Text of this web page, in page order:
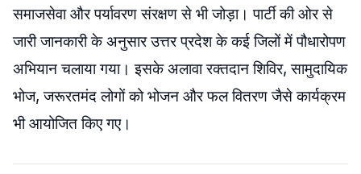
समाजसेवा और पर्यावरण संरक्षण से भी जोड़ा। पार्टी की ओर से
जारी जानकारी के अनुसार उत्तर प्रदेश के कई जिलों में पौधारोपण
अभियान चलाया गया। इसके अलावा रक्तदान शिविर, सामुदायिक
भोज, जरूरतमंद लोगों को भोजन और फल वितरण जैसे कार्यक्रम
भी आयोजित किए गए।